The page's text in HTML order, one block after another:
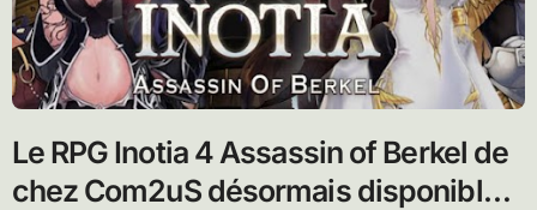
Le RPG Inotia 4 Assassin of Berkel de
chez Com2uS désormais disponible